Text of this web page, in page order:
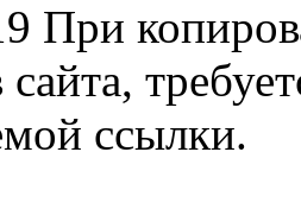
При
ссылки.